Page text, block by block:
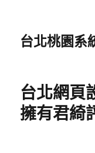
台北桃園系
台北網頁
擁有君綺